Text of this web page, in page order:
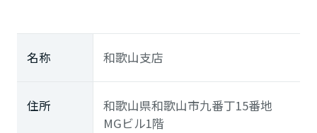
名称 和歌山支店
住所
和歌山県和歌山市九番丁15番地
MGビル1階
高知県
九州エリア